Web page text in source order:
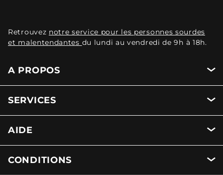
Retrouvez notre service pour les personnes sourdes
et malentendantes du lundi au vendredi de 9h à 18h.
A PROPOS
SERVICES
AIDE
CONDITIONS